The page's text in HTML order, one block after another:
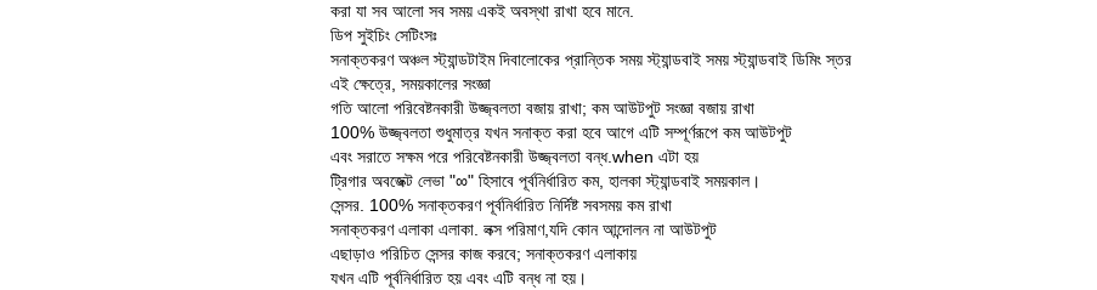
করা যা সব আলো সব সময় একই অবস্থা রাখা হবে মানে.
ডিপ সুইচিং সেটিংসঃ
সনাক্তকরণ অঞ্চল স্ট্যান্ডটাইম দিবালোকের প্রান্তিক সময় স্ট্যান্ডবাই সময় স্ট্যান্ডবাই ডিমিং স্তর
এই ক্ষেত্রে, সময়কালের সংজ্ঞা
গতি আলো পরিবেষ্টনকারী উজ্জ্বলতা বজায় রাখা; কম আউটপুট সংজ্ঞা বজায় রাখা
100% উজ্জ্বলতা শুধুমাত্র যখন সনাক্ত করা হবে আগে এটি সম্পূর্ণরূপে কম আউটপুট
এবং সরাতে সক্ষম পরে পরিবেষ্টনকারী উজ্জ্বলতা বন্ধ.when এটা হয়
ট্রিগার অবজেক্ট লেভা "∞" হিসাবে পূর্বনির্ধারিত কম, হালকা স্ট্যান্ডবাই সময়কাল।
সেন্সর. 100% সনাক্তকরণ পূর্বনির্ধারিত নির্দিষ্ট সবসময় কম রাখা
সনাক্তকরণ এলাকা এলাকা. লক্স পরিমাণ,যদি কোন আন্দোলন না আউটপুট
এছাড়াও পরিচিত সেন্সর কাজ করবে; সনাক্তকরণ এলাকায়
যখন এটি পূর্বনির্ধারিত হয় এবং এটি বন্ধ না হয়।